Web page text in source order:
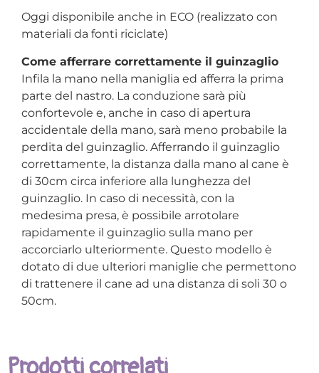
Oggi disponibile anche in ECO (realizzato con
materiali da fonti riciclate)
Come afferrare correttamente il guinzaglio
Infila la mano nella maniglia ed afferra la prima
parte del nastro. La conduzione sarà più
confortevole e, anche in caso di apertura
accidentale della mano, sarà meno probabile la
perdita del guinzaglio. Afferrando il guinzaglio
correttamente, la distanza dalla mano al cane è
di 30cm circa inferiore alla lunghezza del
guinzaglio. In caso di necessità, con la
medesima presa, è possibile arrotolare
rapidamente il guinzaglio sulla mano per
accorciarlo ulteriormente. Questo modello è
dotato di due ulteriori maniglie che permettono
di trattenere il cane ad una distanza di soli 30 o
50cm.
Prodotti correlati